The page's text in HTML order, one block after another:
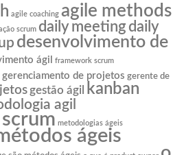
agile coaching agile methods
scrum daily meeting daily
desenvolvimento de
ágil framework scrum
gerenciamento de projetos gerente de
gestão ágil kanban
agil
metodologias ágeis
ágeis